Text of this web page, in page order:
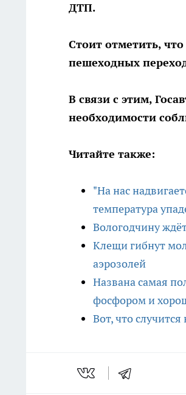
ДТП.
Стоит отметить,
пешеходных
В связи с этим,
необходимости
Читайте также:
"На нас
температура
Вологодчину
Клещи гибнут
аэрозолей
Названа самая
фосфором и
Вот, что